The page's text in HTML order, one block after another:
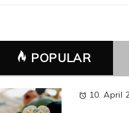
POPULAR
10. April